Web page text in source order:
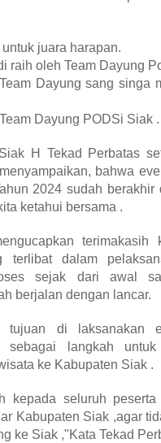
juara harapan.
raih oleh Team Dayung
Dayung sang singa
Dayung PODSi Siak .
H Tekad Perbatas
bahwa
2024 sudah berakhir
ketahui bersama .
terimakasih
terlibat dalam
sejak dari awal
berjalan dengan lancar.
tujuan di laksanakan
sebagai langkah untuk
ke Kabupaten Siak .
kepada seluruh peserta
Kabupaten Siak ,agar
ke Siak ,"Kata Tekad